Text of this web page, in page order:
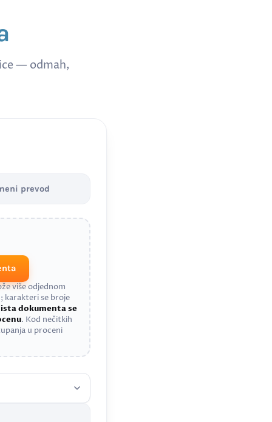
— odmah,
prevod
više odjednom
karakteri se broje
ista dokumenta se
. Kod nečitkih
u proceni